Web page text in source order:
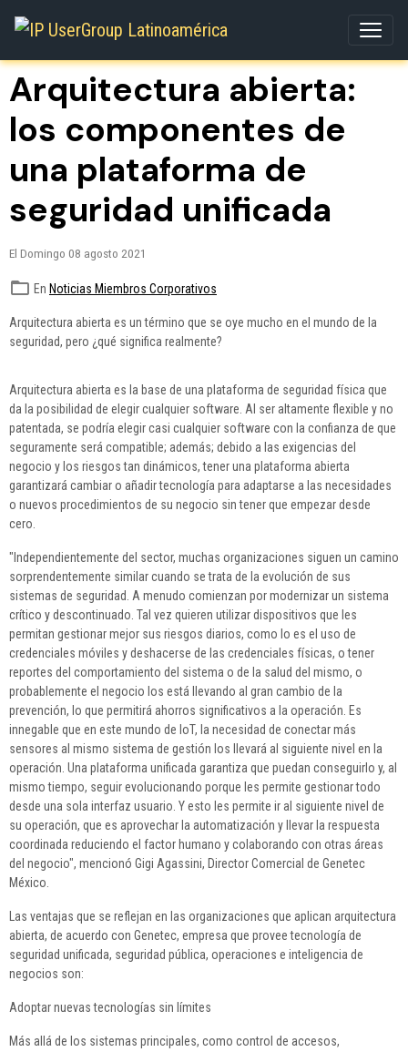
Arquitectura abierta:
los componentes de
una plataforma de
seguridad unificada
El Domingo 08 agosto 2021
En Noticias Miembros Corporativos
Arquitectura abierta es un término que se oye mucho en el mundo de la
seguridad, pero ¿qué significa realmente?
Arquitectura abierta es la base de una plataforma de seguridad física que
da la posibilidad de elegir cualquier software. Al ser altamente flexible y no
patentada, se podría elegir casi cualquier software con la confianza de que
seguramente será compatible; además; debido a las exigencias del
negocio y los riesgos tan dinámicos, tener una plataforma abierta
garantizará cambiar o añadir tecnología para adaptarse a las necesidades
o nuevos procedimientos de su negocio sin tener que empezar desde
cero.
"Independientemente del sector, muchas organizaciones siguen un camino
sorprendentemente similar cuando se trata de la evolución de sus
sistemas de seguridad. A menudo comienzan por modernizar un sistema
crítico y descontinuado. Tal vez quieren utilizar dispositivos que les
permitan gestionar mejor sus riesgos diarios, como lo es el uso de
credenciales móviles y deshacerse de las credenciales físicas, o tener
reportes del comportamiento del sistema o de la salud del mismo, o
probablemente el negocio los está llevando al gran cambio de la
prevención, lo que permitirá ahorros significativos a la operación. Es
innegable que en este mundo de IoT, la necesidad de conectar más
sensores al mismo sistema de gestión los llevará al siguiente nivel en la
operación. Una plataforma unificada garantiza que puedan conseguirlo y, al
mismo tiempo, seguir evolucionando porque les permite gestionar todo
desde una sola interfaz usuario. Y esto les permite ir al siguiente nivel de
su operación, que es aprovechar la automatización y llevar la respuesta
coordinada reduciendo el factor humano y colaborando con otras áreas
del negocio", mencionó Gigi Agassini, Director Comercial de Genetec
México.
Las ventajas que se reflejan en las organizaciones que aplican arquitectura
abierta, de acuerdo con Genetec, empresa que provee tecnología de
seguridad unificada, seguridad pública, operaciones e inteligencia de
negocios son:
Adoptar nuevas tecnologías sin límites
Más allá de los sistemas principales, como control de accesos,